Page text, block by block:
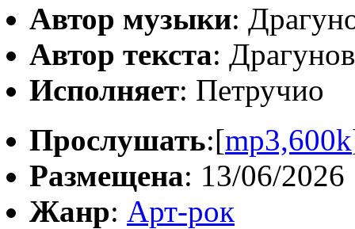
Автор музыки:
Автор текста:
Исполняет: Петручио
Прослушать:[mp3,600k
Размещена: 13/06/2026
Жанр: Арт-рок